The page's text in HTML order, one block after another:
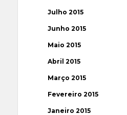
Julho 2015
Junho 2015
Maio 2015
Abril 2015
Março 2015
Fevereiro 2015
Janeiro 2015